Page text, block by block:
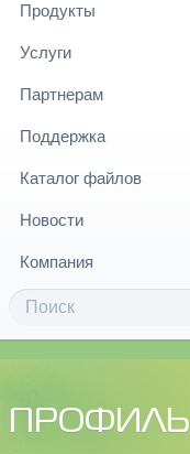
Продукты
Услуги
Партнерам
Поддержка
Каталог файлов
Новости
Компания
ПРОФИЛЬ